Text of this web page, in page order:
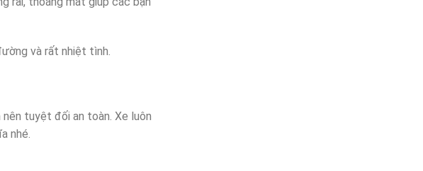
và rất nhiệt tình.
tuyệt đối an toàn. Xe luôn
nhé.